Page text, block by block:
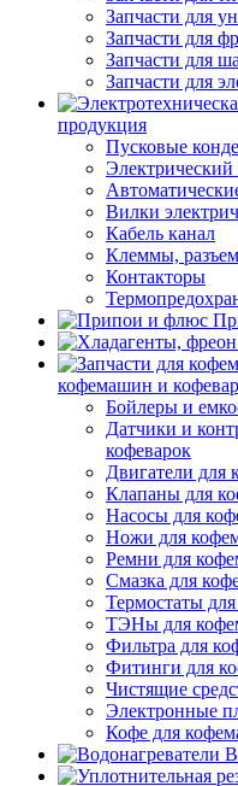
Запчасти для
Запчасти для
Запчасти для
Запчасти для
продукция
Пусковые
Электрический
Вилки
Кабель канал
Клеммы,
Контакторы
кофемашин и
Бойлеры и
Датчики и
кофеварок
Двигатели для
Клапаны для
Насосы для
Ножи для
Ремни для
Смазка для
Термостаты
ТЭНы для
Фильтра для
Фитинги для
Чистящие
Электронные
Кофе для